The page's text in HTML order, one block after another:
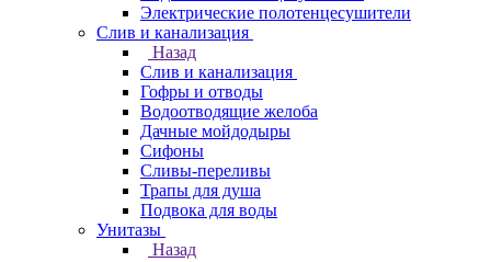
Электрические полотенцесушители
Слив и канализация
Назад
Слив и канализация
Гофры и отводы
Водоотводящие желоба
Дачные мойдодыры
Сифоны
Сливы-переливы
Трапы для душа
Подвока для воды
Унитазы
Назад